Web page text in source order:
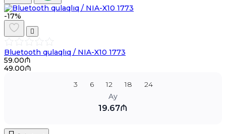
-17%
Bluetooth qulaqlıq / NIA-X10 1773
59.00₼
49.00₼
3
6 12 18
24
Ay
19.67₼